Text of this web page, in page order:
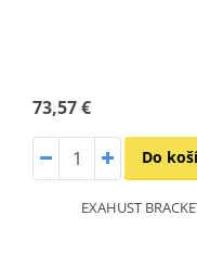
73,57 €
Do
EXAHUST